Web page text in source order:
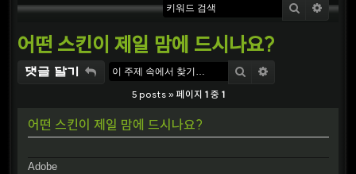
검색 상세
어떤 스킨이 제일 맘에 드시나요?
댓글 달기 검색
5 posts » 페이지 1중 1
어떤 스킨이 제일 맘에 드시나요?
Adobe